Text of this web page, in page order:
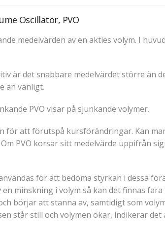
Oscillator, PVO
medelvärden av en akties volym. I
är det snabbare medelvärdet större än
än vanligt.
PVO visar på sjunkande volymer.
för att förutspå kursförändringar. Kan
PVO korsar sitt medelvärde uppifrån
för att bedöma styrkan i dessa
minskning i volym så kan det finnas
börjar att stanna av, samtidigt som
står still och volymen ökar, indikerar